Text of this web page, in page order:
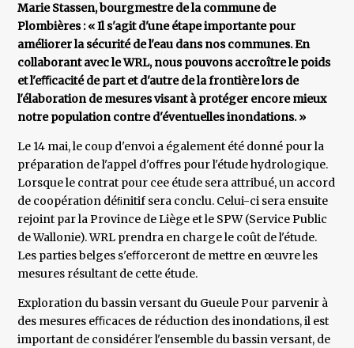
Marie Stassen, bourgmestre de la commune de
Plombières : « Il s'agit d'une étape importante pour
améliorer la sécurité de l'eau dans nos communes. En
collaborant avec le WRL, nous pouvons accroître le poids
et l'eﬃcacité de part et d'autre de la frontière lors de
l'élaboration de mesures visant à protéger encore mieux
notre population contre d'éventuelles inondations. »
Le 14 mai, le coup d'envoi a également été donné pour la
préparation de l'appel d'oﬀres pour l'étude hydrologique.
Lorsque le contrat pour cee étude sera attribué, un accord
de coopération déﬁnitif sera conclu. Celui-ci sera ensuite
rejoint par la Province de Liège et le SPW (Service Public
de Wallonie). WRL prendra en charge le coût de l'étude.
Les parties belges s'eﬀorceront de mettre en œuvre les
mesures résultant de cette étude.
Exploration du bassin versant du Gueule Pour parvenir à
des mesures eﬃcaces de réduction des inondations, il est
important de considérer l'ensemble du bassin versant, de